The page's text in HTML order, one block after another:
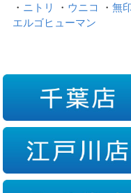
・ ニトリ ・ ウニコ ・無
エルゴヒューマン